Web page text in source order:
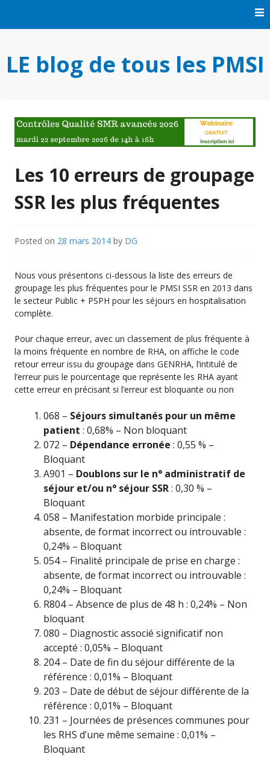
LE blog de tous les PMSI
Les 10 erreurs de groupage
SSR les plus fréquentes
Posted on 28 mars 2014 by DG
Nous vous présentons ci-dessous la liste des erreurs de
groupage les plus fréquentes pour le PMSI SSR en 2013 dans
le secteur Public + PSPH pour les séjours en hospitalisation
complète.
Pour chaque erreur, avec un classement de plus fréquente à
la moins fréquente en nombre de RHA, on affiche le code
retour erreur issu du groupage dans GENRHA, l’intitulé de
l’erreur puis le pourcentage que représente les RHA ayant
cette erreur en précisant si l’erreur est bloquante ou non
068 – Séjours simultanés pour un même
patient : 0,68% – Non bloquant
072 – Dépendance erronée : 0,55 % –
Bloquant
A901 – Doublons sur le n° administratif de
séjour et/ou n° séjour SSR: 0,30 % –
Bloquant
058 – Manifestation morbide principale :
absente, de format incorrect ou introuvable :
0,24% – Bloquant
054 – Finalité principale de prise en charge :
absente, de format incorrect ou introuvable :
0,24% – Bloquant
R804 – Absence de plus de 48 h : 0,24% – Non
bloquant
080 – Diagnostic associé significatif non
accepté : 0,05% – Bloquant
204 – Date de fin du séjour différente de la
référence : 0,01% – Bloquant
203 – Date de début de séjour différente de la
référence : 0,01% – Bloquant
231 – Journées de présences communes pour
les RHS d’une même semaine : 0,01% –
Bloquant